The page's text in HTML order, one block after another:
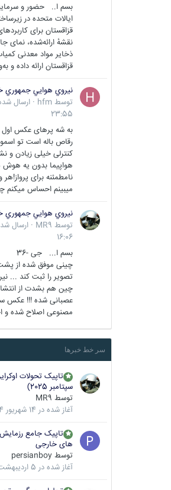
بسم ا.. حضور و
ایالات متحده در
قزاقستان برای
نقشهٔ ارائه‌شده، نمای
ذخایر مواد معدنی
قزاقستان ارائه داده
نيروي هوايي
توسط hfm
· ارسال
23:55
به شه پرهای عکس اول
رقاص باله است تو
کنترلی خیلی زیادن و
هواپیما بدون یه
نامطمئنه برای
میبینم احساس میکنم
نيروي هوايي
توسط MR9
· ارسال
16:06
بسم
چینی موفق شده از
تصویر را ثبت کند ...
چین هم بشدت از
عصبانی شده !!! عکس
مصنوعی اصلاح شده و
سر خط خبرها
تاپیک تحولات
سپتامبر 2025)
توسط MR9
آغاز شده در 14 شهریور 1404
تاپیک جامع
های خارجی
توسط persianboy
آغاز شده در 5 اردیبهشت 1386